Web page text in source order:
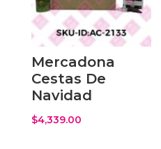
Mercadona
Cestas De
Navidad
$4,339.00